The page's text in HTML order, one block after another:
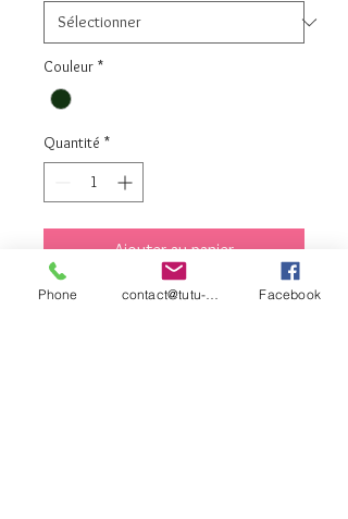
Couleur *
Quantité *
Ajouter au panier
Commander et payer
Phone Facebook